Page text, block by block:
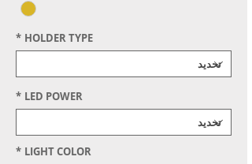
HOLDER TYPE
*
LED POWER
*
LIGHT COLOR
*